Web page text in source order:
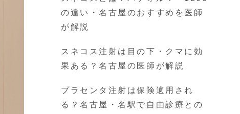
の違い・名古屋のおすすめを医師
が解説
スネコス注射は目の下・クマに効
果ある？名古屋の医師が解説
プラセンタ注射は保険適用され
る？名古屋・名駅で自由診療との